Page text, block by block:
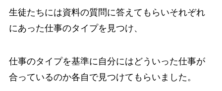
生徒たちには資料の質問に答えてもらいそれぞれ
にあった仕事のタイプを見つけ、
仕事のタイプを基準に自分にはどういった仕事が
合っているのか各自で見つけてもらいました。